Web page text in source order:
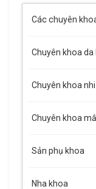
Các chuyên
Chuyên khoa da
Chuyên khoa nhi
Chuyên khoa
Sản phụ khoa
Nha khoa